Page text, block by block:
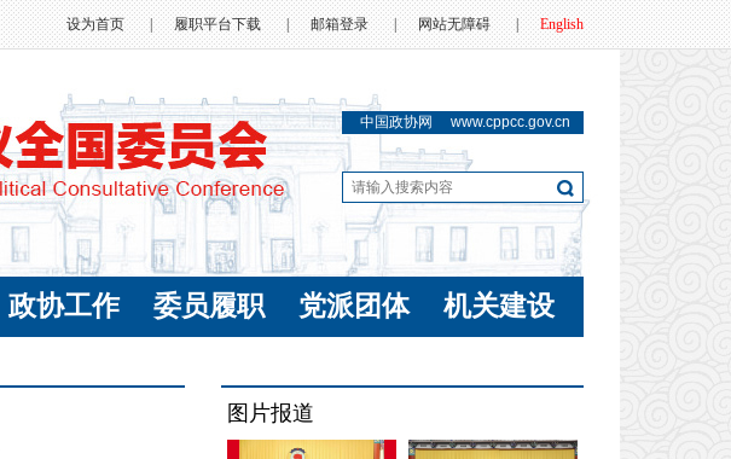
设为首页 履职平台下载 | 邮箱登录 网站无障碍 | English
中国政协网 www.cppcc.gov.cn
政协工作 委员履职 党派团体 机关建设
图片报道